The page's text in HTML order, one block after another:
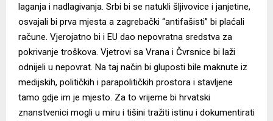
laganja i nadlagivanja. Srbi bi se natukli šljivovice i janjetine,
osvajali bi prva mjesta a zagrebački “antifašisti” bi plaćali
račune. Vjerojatno bi i EU dao nepovratna sredstva za
pokrivanje troškova. Vjetrovi sa Vrana i Čvrsnice bi laži
odnijeli u nepovrat. Na taj način bi gluposti bile maknute iz
medijskih, političkih i parapolitičkih prostora i stavljene
tamo gdje im je mjesto. Za to vrijeme bi hrvatski
znanstvenici mogli u miru i tišini tražiti istinu i dokumentirati